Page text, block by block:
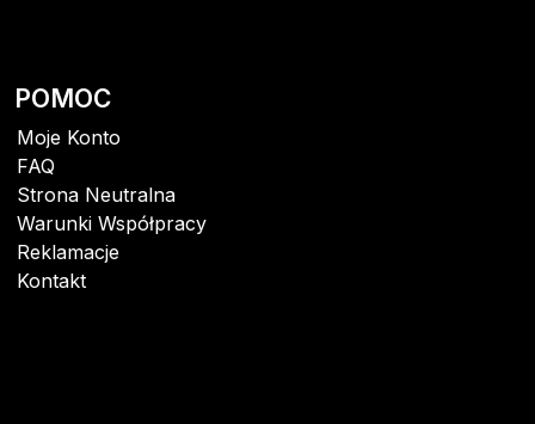
POMOC
Moje Konto
FAQ
Strona Neutralna
Warunki Współpracy
Reklamacje
Kontakt